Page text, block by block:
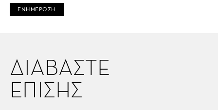
ΕΝΗΜΕΡΩΣΗ
ΔΙΑΒΑΣΤΕ
ΕΠΙΣΗΣ